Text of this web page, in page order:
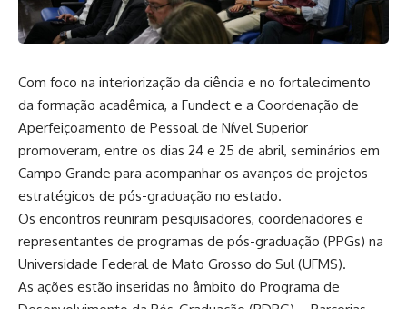
Com foco na interiorização da ciência e no fortalecimento
da formação acadêmica, a Fundect e a Coordenação de
Aperfeiçoamento de Pessoal de Nível Superior
promoveram, entre os dias 24 e 25 de abril, seminários em
Campo Grande para acompanhar os avanços de projetos
estratégicos de pós-graduação no estado.
Os encontros reuniram pesquisadores, coordenadores e
representantes de programas de pós-graduação (PPGs) na
Universidade Federal de Mato Grosso do Sul (UFMS).
As ações estão inseridas no âmbito do Programa de